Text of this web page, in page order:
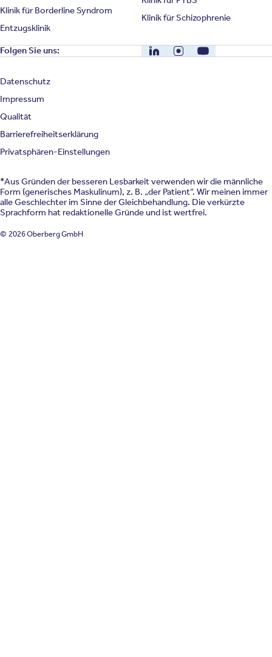
Klinik für Borderline Syndrom
Entzugsklinik
Klinik für Schizophrenie
Folgen Sie uns: LinkedInInstagramYouTube
Datenschutz
Impressum
Qualität
Barrierefreiheitserklärung
Privatsphären-Einstellungen
*Aus Gründen der besseren Lesbarkeit verwenden wir die männliche
Form (generisches Maskulinum), z. B. „der Patient“. Wir meinen immer
alle Geschlechter im Sinne der Gleichbehandlung. Die verkürzte
Sprachform hat redaktionelle Gründe und ist wertfrei.
© 2026 Oberberg GmbH